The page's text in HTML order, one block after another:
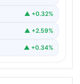
▲ +0.32%
▲ +2.59%
▲ +0.34%